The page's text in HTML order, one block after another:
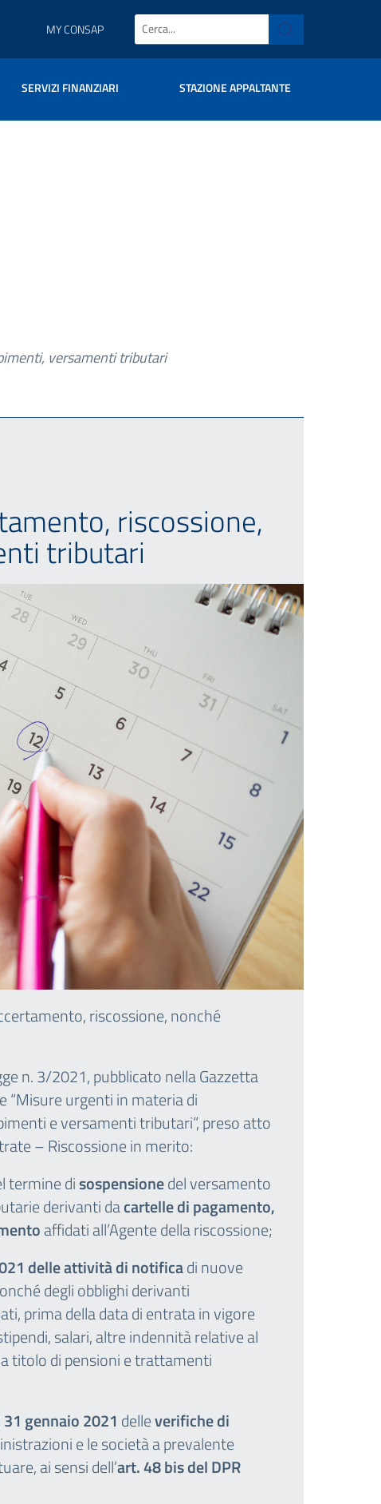
MY CONSAP
SERVIZI FINANZIARI STAZIONE APPALTANTE
versamenti tributari
riscossione,
tributari
riscossione, nonché
n. 3/2021, pubblicato nella Gazzetta
“Misure urgenti in materia di
e versamenti tributari”, preso atto
– Riscossione in merito:
termine disospensionedel versamento
derivanti dacartelle di pagamento,
affidati all’Agente della riscossione;
delle attività di notificadi nuove
degli obblighi derivanti
prima della data di entrata in vigore
salari, altre indennità relative al
titolo di pensioni e trattamenti
31 gennaio 2021 delleverifiche di
e le società a prevalente
ai sensi dell’art. 48 bis del DPR